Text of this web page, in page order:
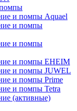
и помпы Aquael
и помпы
и помпы
и помпы EHEIM
и помпы JUWEL
и помпы Prime
и помпы Tetra
(активные)